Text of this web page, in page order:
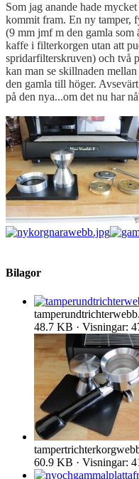
Som jag anande hade
kommit fram. En ny tamper,
(9 mm jmf m den gamla som
kaffe i filterkorgen utan att
spridarfilterskruven) och två
kan man se skillnaden
den gamla till höger.
på den nya...om det nu har
Bilagor
48.7 KB · Visningar:
60.9 KB · Visningar: